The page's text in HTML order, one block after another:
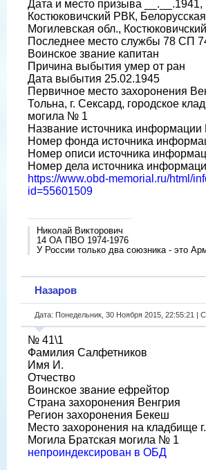
Дата и место призыва __.__.1941,
Костюковичский РВК,
Могилевская обл.,
Последнее место службы 78 СП
Воинское звание капитан
Причина выбытия умер от ран
Дата выбытия 25.02.1945
Первичное место захоронения
Тольна, г. Сексард, городское
могила № 1
Название источника
Номер фонда источника
Номер описи источника
Номер дела источника
https://www.obd-memorial.ru/html/
id=55601509
Николай Викторович
14 ОА ПВО 1974-1976
У России только два союзника - это
Назаров
Дата: Понедельник, 30 Ноября 2015, 22:55:21 |
№ 41\1
Фамилия Салфетников
Имя И.
Отчество
Воинское звание ефрейтор
Страна захоронения Венгрия
Регион захоронения Бекеш
Место захоронения на кладбище
Могила Братская могила № 1
непроиндексирован в ОБД